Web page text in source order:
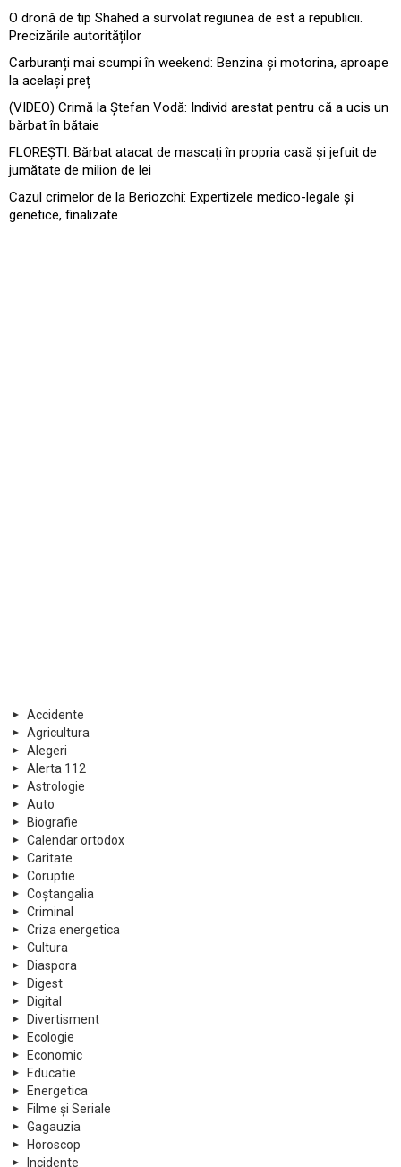
O dronă de tip Shahed a survolat regiunea de est a republicii.
Precizările autorităților
Carburanți mai scumpi în weekend: Benzina și motorina, aproape
la același preț
(VIDEO) Crimă la Ștefan Vodă: Individ arestat pentru că a ucis un
bărbat în bătaie
FLOREȘTI: Bărbat atacat de mascați în propria casă și jefuit de
jumătate de milion de lei
Cazul crimelor de la Beriozchi: Expertizele medico-legale și
genetice, finalizate
Accidente
Agricultura
Alegeri
Alerta 112
Astrologie
Auto
Biografie
Calendar ortodox
Caritate
Coruptie
Coștangalia
Criminal
Criza energetica
Cultura
Diaspora
Digest
Digital
Divertisment
Ecologie
Economic
Educatie
Energetica
Filme și Seriale
Gagauzia
Horoscop
Incidente